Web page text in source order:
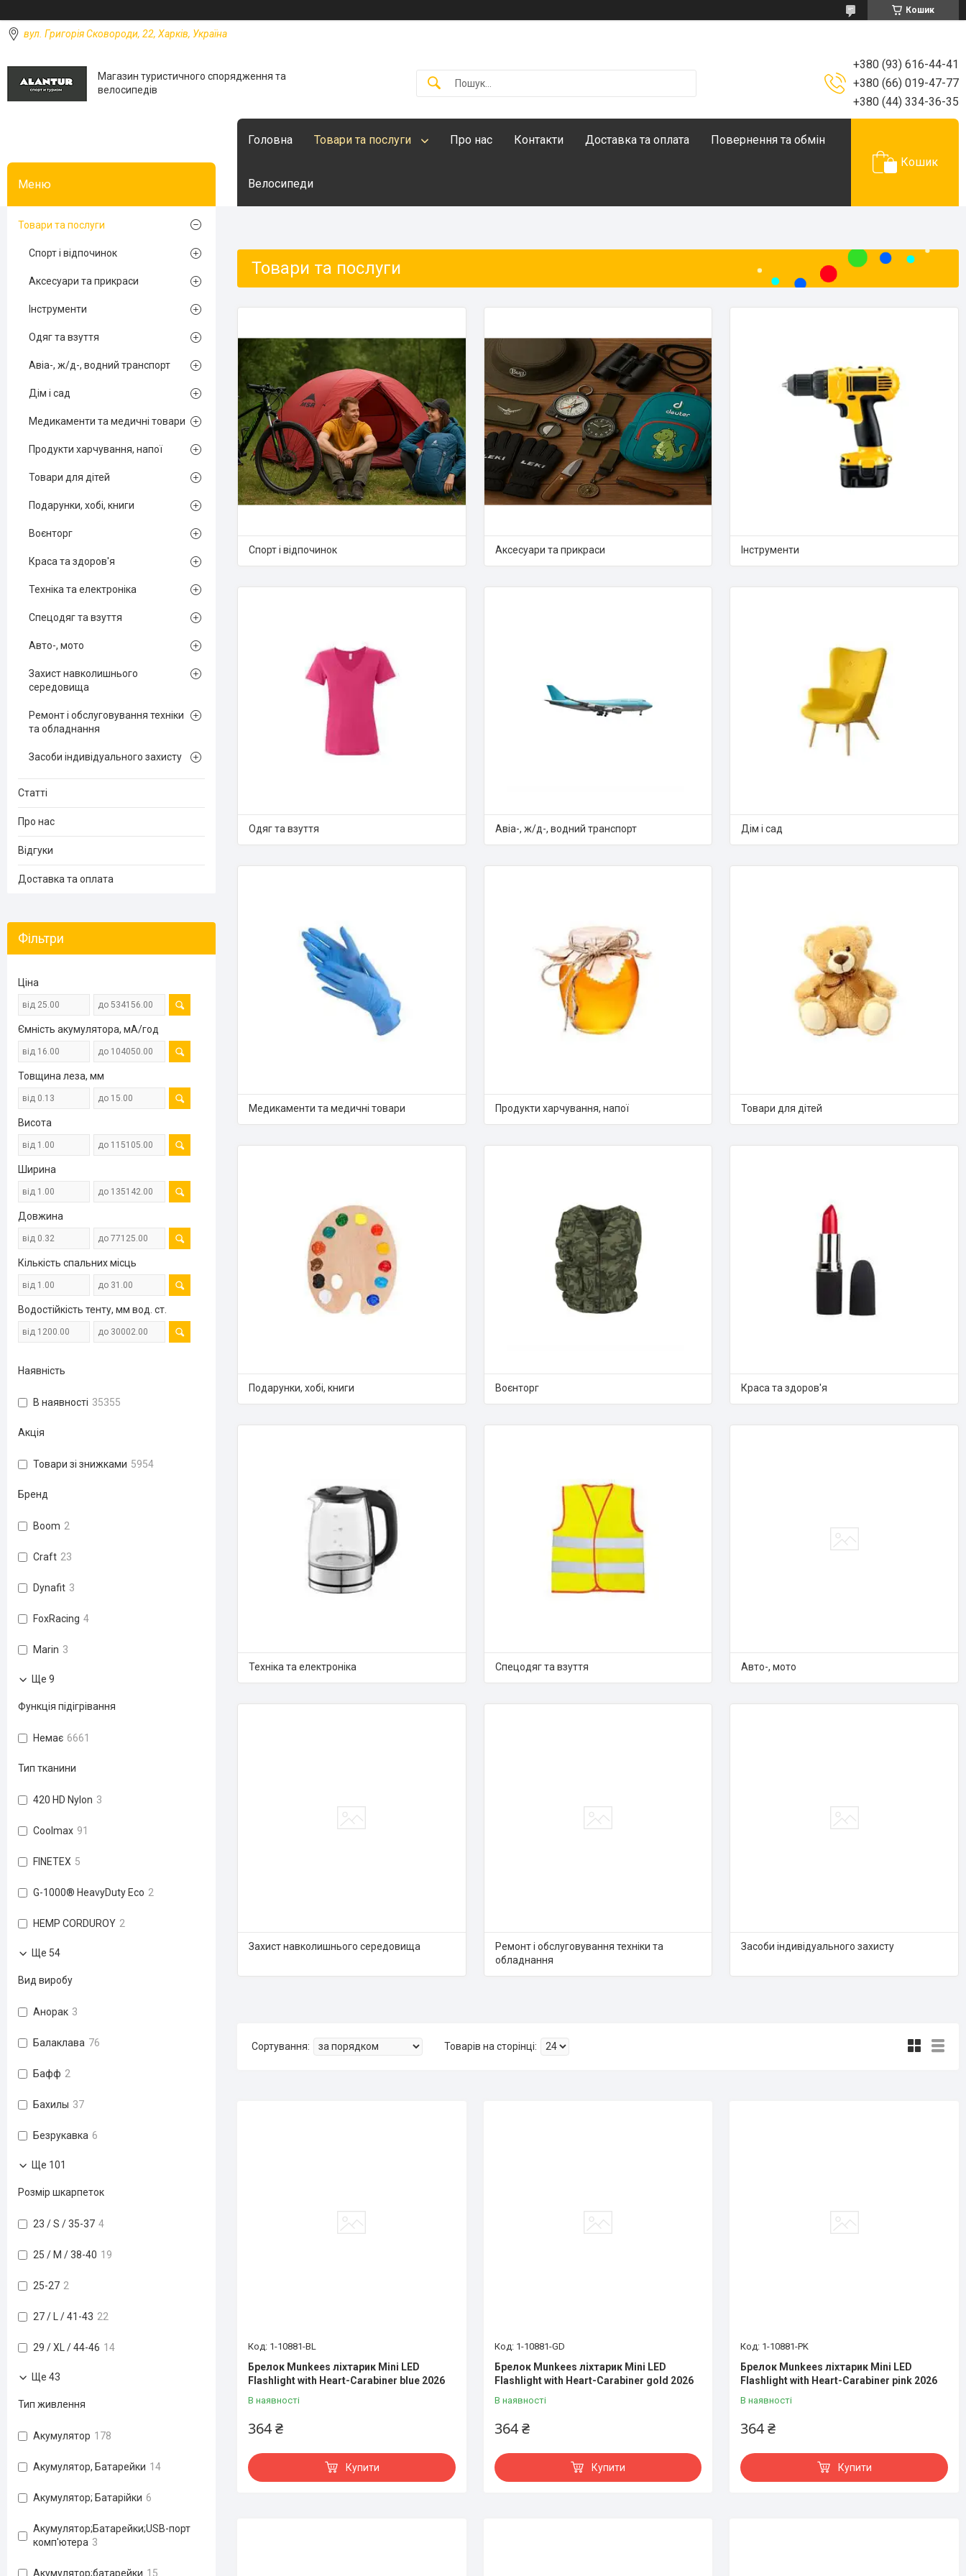
Кошик
вул. Григорія Сковороди, 22, Харків, Україна
Магазин туристичного спорядження та
велосипедів
+380 (93) 616-44-41
+380 (66) 019-47-77
+380 (44) 334-36-35
Головна Товари та послуги Про нас Контакти Доставка та оплата Повернення та обмін
Велосипеди
Кошик
Товари та послуги
Спорт і відпочинок Аксесуари та прикраси Інструменти
Одяг та взуття Авіа-, ж/д-, водний транспорт Дім і сад
Медикаменти та медичні товари Продукти харчування, напої Товари для дітей
Подарунки, хобі, книги Воєнторг Краса та здоров'я
Техніка та електроніка Спецодяг та взуття Авто-, мото
Захист навколишнього середовища
Ремонт і обслуговування техніки та
обладнання
Засоби індивідуального захисту
1-10881-BL
Брелок Munkees ліхтарик Mini LED
Flashlight with Heart-Carabiner blue 2026
В наявності
364 ₴
Купити
1-10881-GD
Брелок Munkees ліхтарик Mini LED
Flashlight with Heart-Carabiner gold 2026
В наявності
364 ₴
Купити
1-10881-PK
Брелок Munkees ліхтарик Mini LED
Flashlight with Heart-Carabiner pink 2026
В наявності
364 ₴
Купити
Товари та послуги
Спорт і відпочинок
Аксесуари та прикраси
Інструменти
Одяг та взуття
Авіа-, ж/д-, водний транспорт
Дім і сад
Медикаменти та медичні товари
Продукти харчування, напої
Товари для дітей
Подарунки, хобі, книги
Воєнторг
Краса та здоров'я
Техніка та електроніка
Спецодяг та взуття
Авто-, мото
Захист навколишнього
середовища
Ремонт і обслуговування техніки
та обладнання
Засоби індивідуального захисту
Статті
Про нас
Відгуки
Доставка та оплата
Фільтри
Ціна
Ємність акумулятора, мА/год
Товщина леза, мм
Висота
Ширина
Довжина
Кількість спальних місць
Водостійкість тенту, мм вод. ст.
Наявність
В наявності 35355
Акція
Товари зі знижками 5954
Бренд
Boom 2
Craft 23
Dynafit 3
FoxRacing 4
Marin 3
Ще 9
Функція підігрівання
Немає 6661
Тип тканини
420 HD Nylon 3
Coolmax 91
FINETEX 5
G-1000® HeavyDuty Eco 2
HEMP CORDUROY 2
Ще 54
Вид виробу
Анорак 3
Балаклава 76
Бафф 2
Бахилы 37
Безрукавка 6
Ще 101
Розмір шкарпеток
23 / S / 35-37 4
25 / M / 38-40 19
25-27 2
27 / L / 41-43 22
29 / XL / 44-46 14
Ще 43
Тип живлення
Акумулятор 178
Акумулятор, Батарейки 14
Акумулятор; Батарійки 6
Акумулятор;Батарейки;USB-порт
комп'ютера 3
Акумулятор;батарейки 15